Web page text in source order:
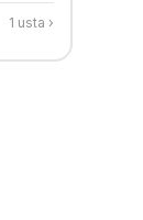
1 usta ›